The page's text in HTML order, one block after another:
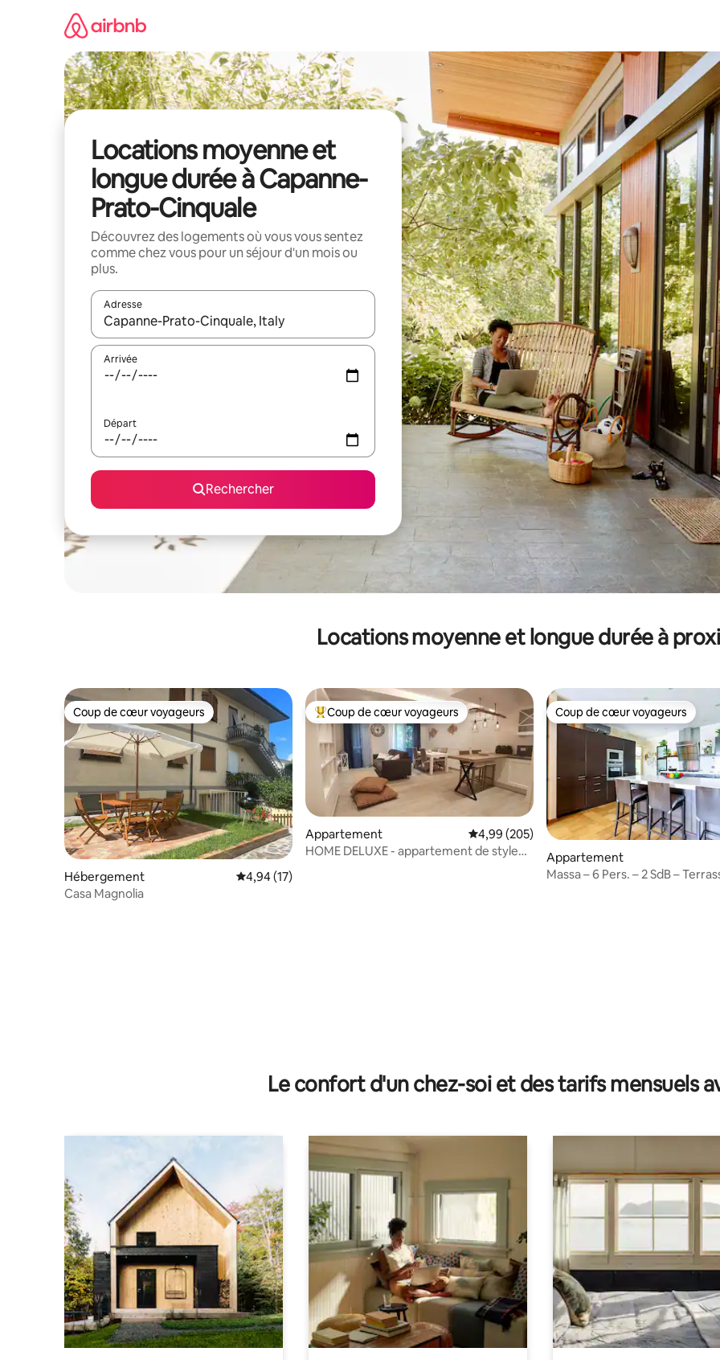
Locations moyenne et
longue durée à Capanne-
Prato-Cinquale
Découvrez des logements où vous vous sentez
comme chez vous pour un séjour d'un mois ou
plus.
Adresse
Lorsque les résultats s'affichent, utilisez les flèches vers le haut et vers le bas pour les parcourir ou en appuyant et en
Arrivée
Départ
Rechercher
Locations moyenne et longue durée à
Coup de cœur voyageurs
Coup de cœur voyageurs
Hébergement Évaluation moyenne sur la base de 17 commentaires : 4,94 sur 5
4,94 (17)
Casa Magnolia
Coups de cœur voyageurs les plus appréciés
Coup de cœur voyageurs
Appartement Évaluation moyenne sur la base de 205
4,99 (205)
HOME DELUXE - appartement de style
Coup de cœur voyageurs
Coup de cœur voyageurs
Appartement
Massa – 6 Pers. – 2 SdB –
Le confort d'un chez-soi et des tarifs mensuels